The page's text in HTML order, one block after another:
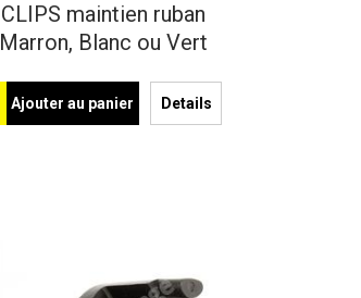
CLIPS maintien ruban
Marron, Blanc ou Vert
Ajouter au panier Details